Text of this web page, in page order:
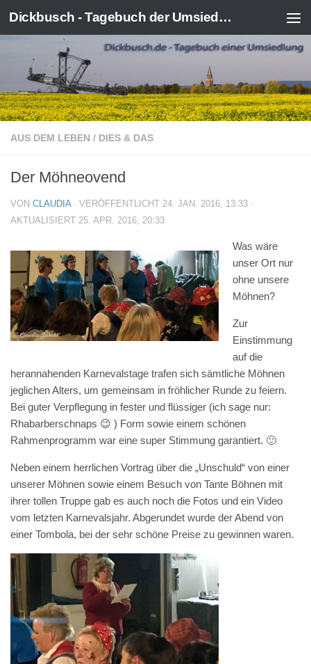
Zum Inhalt springen Dickbusch - Tagebuch der Umsiedlung von Kerpen-Manheim
AUS DEM LEBEN / DIES & DAS
Der Möhneovend
VON CLAUDIA · VERÖFFENTLICHT 24. JAN. 2016, 13:33 ·
AKTUALISIERT 25. APR. 2016, 20:33
Was wäre
unser Ort nur
ohne unsere
Möhnen?
Zur
Einstimmung
auf die
herannahenden Karnevalstage trafen sich sämtliche Möhnen
jeglichen Alters, um gemeinsam in fröhlicher Runde zu feiern.
Bei guter Verpflegung in fester und flüssiger (ich sage nur:
Rhabarberschnaps 😉 ) Form sowie einem schönen
Rahmenprogramm war eine super Stimmung garantiert. 🙂
Neben einem herrlichen Vortrag über die „Unschuld“ von einer
unserer Möhnen sowie einem Besuch von Tante Böhnen mit
ihrer tollen Truppe gab es auch noch die Fotos und ein Video
vom letzten Karnevalsjahr. Abgerundet wurde der Abend von
einer Tombola, bei der sehr schöne Preise zu gewinnen waren.